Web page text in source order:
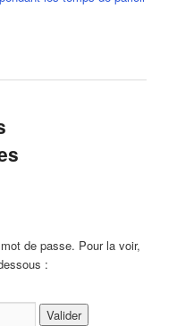
de passe. Pour la voir,
: